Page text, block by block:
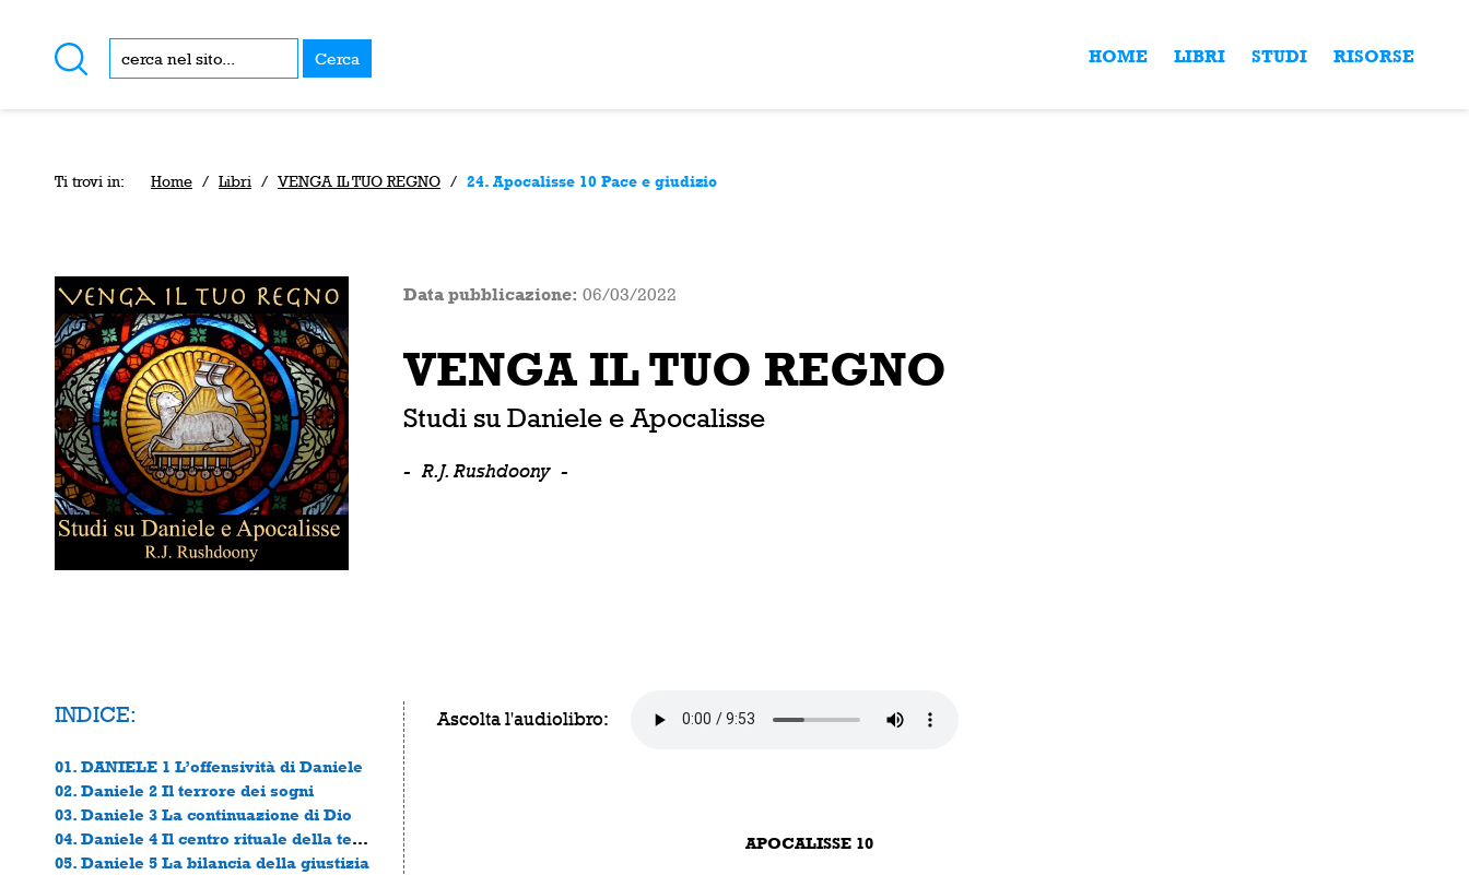
Cerca HOME LIBRI STUDI RISORSE
Ti trovi in: Home / Libri / VENGA IL TUO REGNO / 24. Apocalisse 10 Pace e giudizio
Data pubblicazione: 06/03/2022
VENGA IL TUO REGNO
Studi su Daniele e Apocalisse
- R.J. Rushdoony -
INDICE:
01. DANIELE 1 L’offensività di Daniele
02. Daniele 2 Il terrore dei sogni
03. Daniele 3 La continuazione di Dio
04. Daniele 4 Il centro rituale della terra
05. Daniele 5 La bilancia della giustizia
Ascolta l'audiolibro:
APOCALISSE 10